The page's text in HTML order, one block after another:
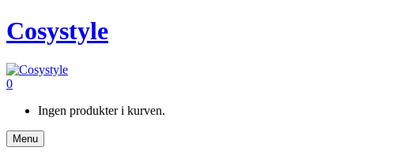
Cosystyle
0
Ingen produkter i kurven.
Menu